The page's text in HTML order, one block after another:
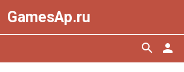
GamesAp.ru
person
search